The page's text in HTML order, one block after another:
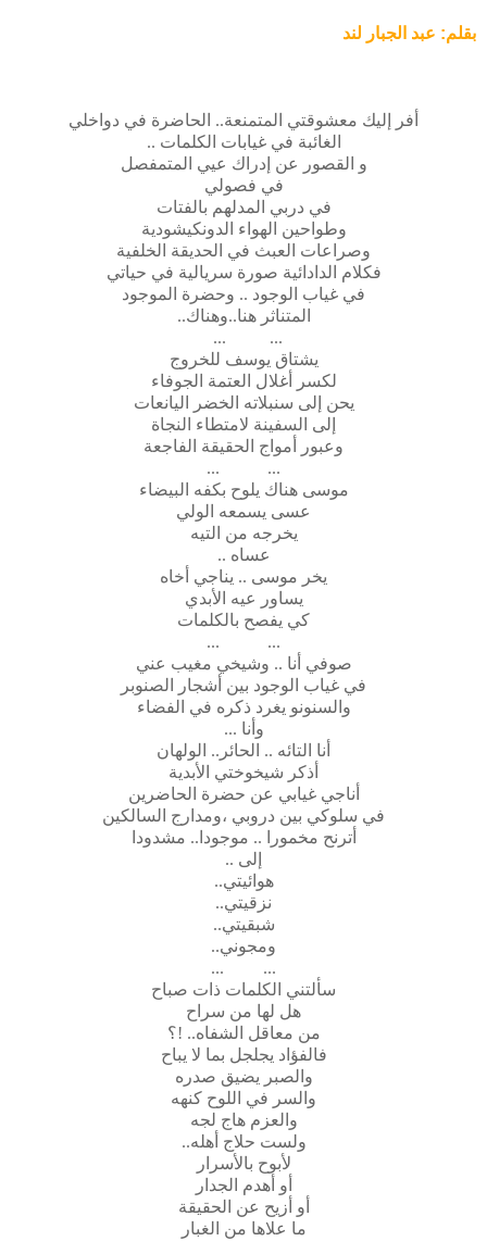
بقلم: عبد الجبار لند
أفر إليك معشوقتي المتمنعة.. الحاضرة في دواخلي
الغائبة في غيابات الكلمات ..
و القصور عن إدراك عيي المتمفصل
في فصولي
في دربي المدلهم بالفتات
وطواحين الهواء الدونكيشودية
وصراعات العبث في الحديقة الخلفية
فكلام الدادائية صورة سريالية في حياتي
في غياب الوجود .. وحضرة الموجود
المتناثر هنا..وهناك..
...
...
يشتاق يوسف للخروج
لكسر أغلال العتمة الجوفاء
يحن إلى سنبلاته الخضر اليانعات
إلى السفينة لامتطاء النجاة
وعبور أمواج الحقيقة الفاجعة
... ...
موسى هناك يلوح بكفه البيضاء
عسى يسمعه الولي
يخرجه من التيه
عساه ..
يخر موسى .. يناجي أخاه
يساور عيه الأبدي
كي يفصح بالكلمات
... ...
صوفي أنا .. وشيخي مغيب عني
في غياب الوجود بين أشجار الصنوبر
والسنونو يغرد ذكره في الفضاء
وأنا ...
أنا التائه .. الحائر.. الولهان
أذكر شيخوختي الأبدية
أناجي غيابي عن حضرة الحاضرين
في سلوكي بين دروبي ،ومدارج السالكين
أترنح مخمورا .. موجودا.. مشدودا
إلى ..
هوائيتي..
نزقيتي..
شبقيتي..
ومجوني..
... ...
سألتني الكلمات ذات صباح
هل لها من سراح
من معاقل الشفاه.. !؟
فالفؤاد يجلجل بما لا يباح
والصبر يضيق صدره
والسر في اللوح كنهه
والعزم هاج لجه
ولست حلاج أهله..
لأبوح بالأسرار
أو أهدم الجدار
أو أزيح عن الحقيقة
ما علاها من الغبار